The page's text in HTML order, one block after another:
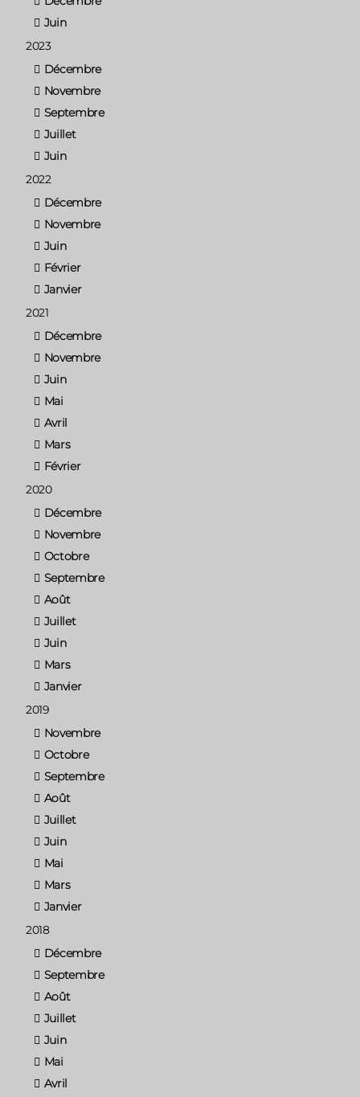
Juin
2023
Décembre
Novembre
Septembre
Juillet
Juin
2022
Décembre
Novembre
Juin
Février
Janvier
2021
Décembre
Novembre
Juin
Mai
Avril
Mars
Février
2020
Décembre
Novembre
Octobre
Septembre
Août
Juillet
Juin
Mars
Janvier
2019
Novembre
Octobre
Septembre
Août
Juillet
Juin
Mai
Mars
Janvier
2018
Décembre
Septembre
Août
Juillet
Juin
Mai
Avril